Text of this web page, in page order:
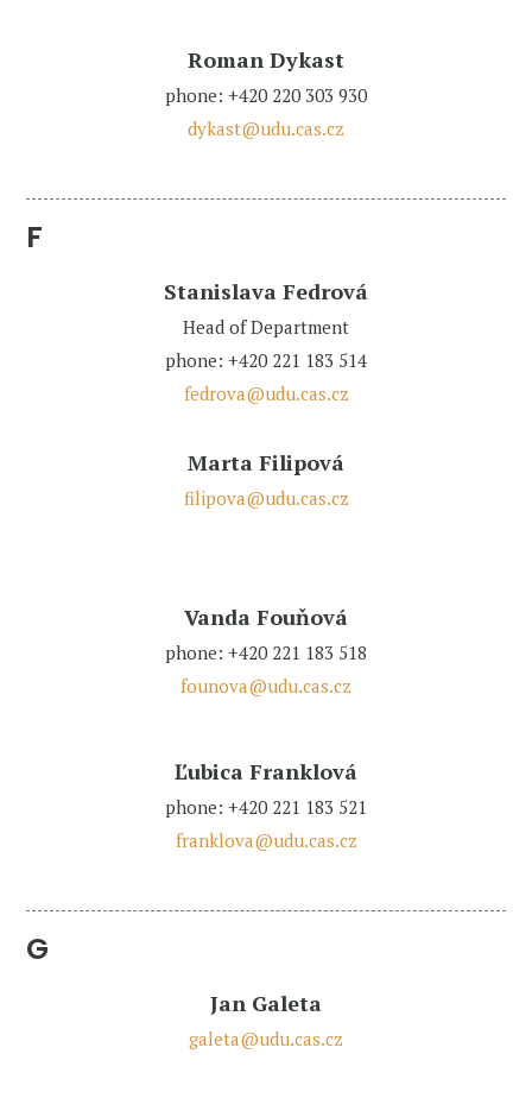
Roman Dykast
phone: +420 220 303 930
dykast@udu.cas.cz
F
Stanislava Fedrová
Head of Department
phone: +420 221 183 514
fedrova@udu.cas.cz
Marta Filipová
filipova@udu.cas.cz
Vanda Fouňová
phone: +420 221 183 518
founova@udu.cas.cz
Ľubica Franklová
phone: +420 221 183 521
franklova@udu.cas.cz
G
Jan Galeta
galeta@udu.cas.cz